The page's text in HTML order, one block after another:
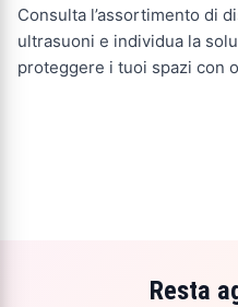
Consulta l’assortimento di
ultrasuoni e individua la
proteggere i tuoi spazi con
Resta